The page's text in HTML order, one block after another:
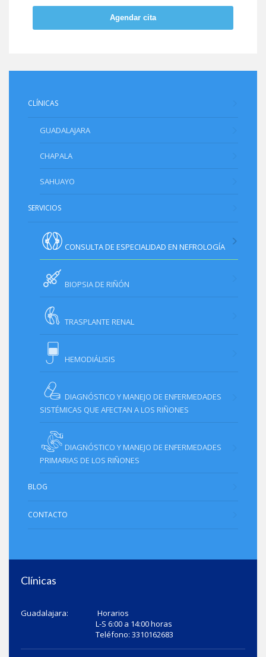
Agendar cita
CLÍNICAS
GUADALAJARA
CHAPALA
SAHUAYO
SERVICIOS
CONSULTA DE ESPECIALIDAD EN NEFROLOGÍA
BIOPSIA DE RIÑÓN
TRASPLANTE RENAL
HEMODIÁLISIS
DIAGNÓSTICO Y MANEJO DE ENFERMEDADES
SISTÉMICAS QUE AFECTAN A LOS RIÑONES
DIAGNÓSTICO Y MANEJO DE ENFERMEDADES
PRIMARIAS DE LOS RIÑONES
BLOG
CONTACTO
Clínicas
Guadalajara:
Horarios
L-S 6:00 a 14:00 horas
Teléfono: 3310162683